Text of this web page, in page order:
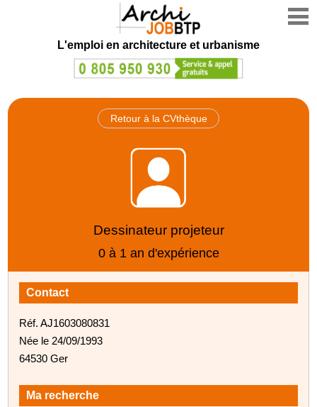
L'emploi en architecture et urbanisme
Retour à la CVthèque
Dessinateur projeteur
0 à 1 an d'expérience
Contact
Réf. AJ1603080831
Née le 24/09/1993
64530 Ger
Ma recherche